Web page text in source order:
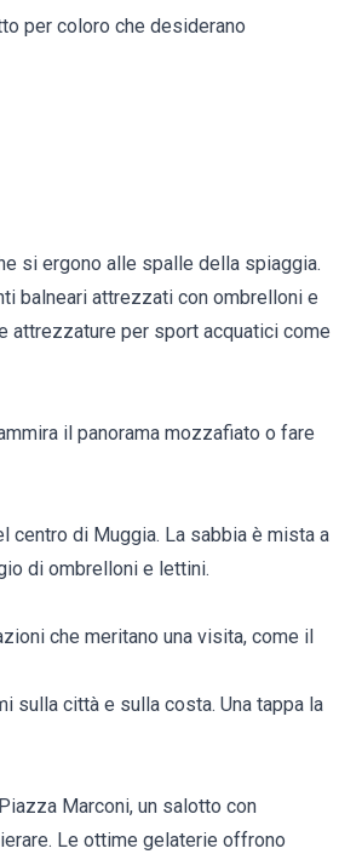
per coloro che desiderano
si ergono alle spalle della spiaggia.
balneari attrezzati con ombrelloni e
attrezzature per sport acquatici come
il panorama mozzafiato o fare
centro di Muggia. La sabbia è mista a
di ombrelloni e lettini.
che meritano una visita, come il
sulla città e sulla costa. Una tappa la
Marconi, un salotto con
Le ottime gelaterie offrono